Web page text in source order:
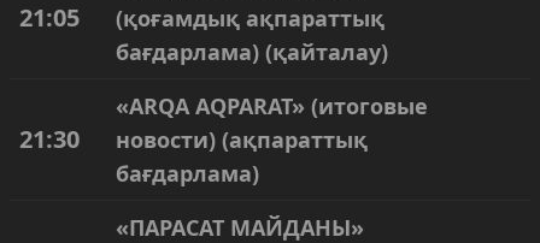
21:05
(қоғамдық ақпараттық
бағдарлама) (қайталау)
21:30
«ARQA AQPARAT» (итоговые
новости) (ақпараттық
бағдарлама)
«ПАРАСАТ МАЙДАНЫ»